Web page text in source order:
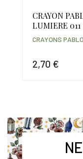
CRAYON
LUMIERE 011
2,70 €
CRAYONS